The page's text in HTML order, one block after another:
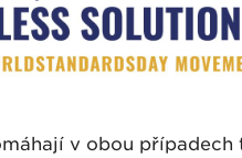
v obou případech